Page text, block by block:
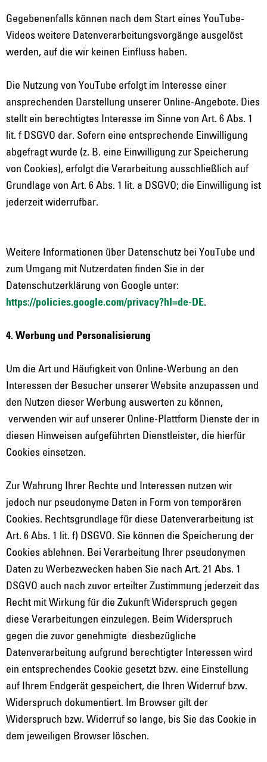
Gegebenenfalls können nach dem Start eines YouTube-
Videos weitere Datenverarbeitungsvorgänge ausgelöst
werden, auf die wir keinen Einfluss haben.
Die Nutzung von YouTube erfolgt im Interesse einer
ansprechenden Darstellung unserer Online-Angebote. Dies
stellt ein berechtigtes Interesse im Sinne von Art. 6 Abs. 1
lit. f DSGVO dar. Sofern eine entsprechende Einwilligung
abgefragt wurde (z. B. eine Einwilligung zur Speicherung
von Cookies), erfolgt die Verarbeitung ausschließlich auf
Grundlage von Art. 6 Abs. 1 lit. a DSGVO; die Einwilligung ist
jederzeit widerrufbar.
Weitere Informationen über Datenschutz bei YouTube und
zum Umgang mit Nutzerdaten finden Sie in der
Datenschutzerklärung von Google unter:
https://policies.google.com/privacy?hl=de-DE.
4. Werbung und Personalisierung
Um die Art und Häufigkeit von Online-Werbung an den
Interessen der Besucher unserer Website anzupassen und
den Nutzen dieser Werbung auswerten zu können,
verwenden wir auf unserer Online-Plattform Dienste der in
diesen Hinweisen aufgeführten Dienstleister, die hierfür
Cookies einsetzen.
Zur Wahrung Ihrer Rechte und Interessen nutzen wir
jedoch nur pseudonyme Daten in Form von temporären
Cookies. Rechtsgrundlage für diese Datenverarbeitung ist
Art. 6 Abs. 1 lit. f) DSGVO. Sie können die Speicherung der
Cookies ablehnen. Bei Verarbeitung Ihrer pseudonymen
Daten zu Werbezwecken haben Sie nach Art. 21 Abs. 1
DSGVO auch nach zuvor erteilter Zustimmung jederzeit das
Recht mit Wirkung für die Zukunft Widerspruch gegen
diese Verarbeitungen einzulegen. Beim Widerspruch
gegen die zuvor genehmigte diesbezügliche
Datenverarbeitung aufgrund berechtigter Interessen wird
ein entsprechendes Cookie gesetzt bzw. eine Einstellung
auf Ihrem Endgerät gespeichert, die Ihren Widerruf bzw.
Widerspruch dokumentiert. Im Browser gilt der
Widerspruch bzw. Widerruf so lange, bis Sie das Cookie in
dem jeweiligen Browser löschen.